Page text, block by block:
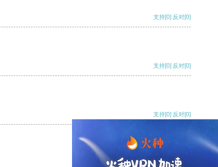
支持[0] 反对[0]
支持[0] 反对[0]
支持[0] 反对[0]
支持[0] 反对